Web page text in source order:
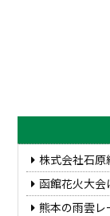
株式会社石
函館花火大
熊本の雨雲